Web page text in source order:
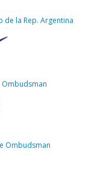
de la Rep. Argentina
Ombudsman